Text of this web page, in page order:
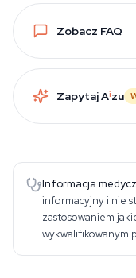
Zobacz FAQ
Zapytaj Aizu
Informacja
informacyjny i nie
zastosowaniem
wykwalifikowanym